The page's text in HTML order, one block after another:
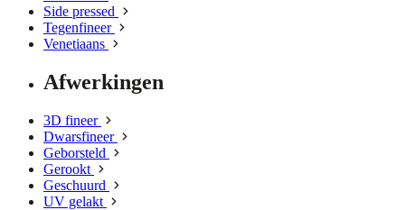
Side pressed
Tegenfineer
Venetiaans
Afwerkingen
3D fineer
Dwarsfineer
Geborsteld
Gerookt
Geschuurd
UV gelakt